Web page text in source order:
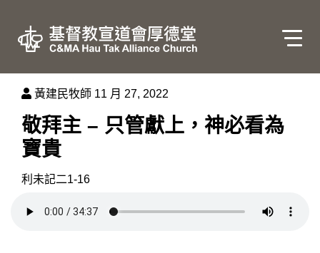
黃建民牧師 11 月 27, 2022
敬拜主 – 只管獻上，神必看為
寶貴
利未記二1-16